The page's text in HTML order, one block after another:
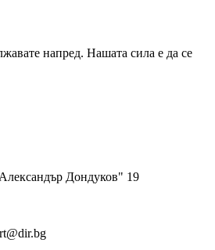
напред. Нашата сила е да се
Дондуков" 19